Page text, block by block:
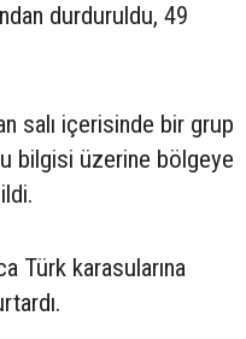
durduruldu, 49
salı içerisinde bir grup
bilgisi üzerine bölgeye
Türk karasularına